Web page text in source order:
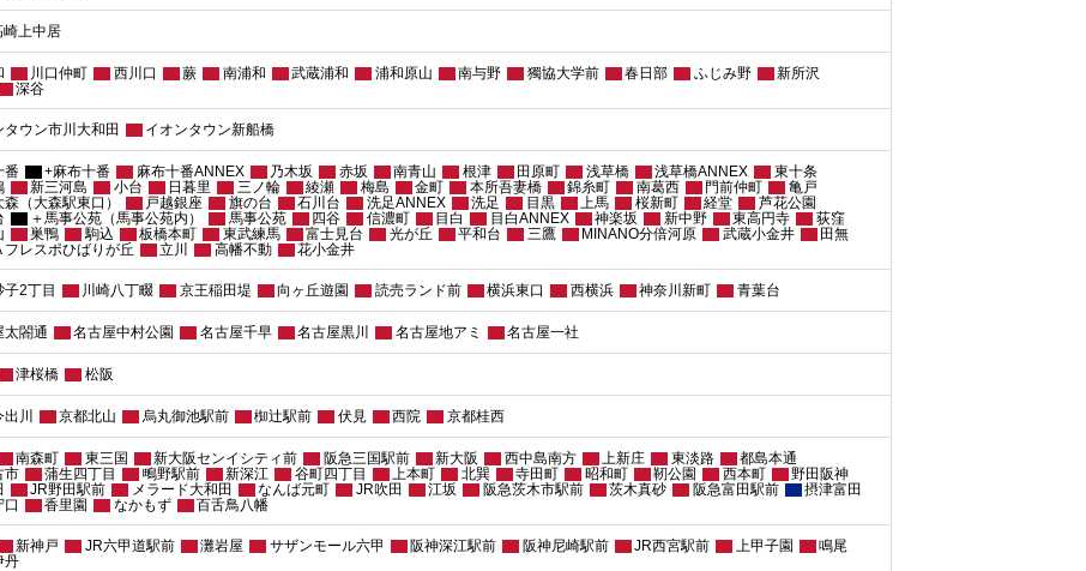
崎上中居
川口仲町 西川口 蕨 南浦和 武蔵浦和 浦和原山 南与野 獨協大学前 春日部 ふじみ野
新所沢
深谷
タウン市川大和田 イオンタウン新船橋
番 +麻布十番 麻布十番ANNEX 乃木坂 赤坂 南青山 根津 田原町 浅草橋 浅草橋ANNEX
東十条
新三河島 小台 日暮里 三ノ輪 綾瀬 梅島 金町 本所吾妻橋 錦糸町 南葛西 門前仲町
亀戸
（大森駅東口）
戸越銀座 旗の台 石川台 洗足ANNEX 洗足 目黒 上馬 桜新町 経堂
芦花公園
＋馬事公苑（馬事公苑内） 馬事公苑 四谷 信濃町 目白 目白ANNEX 神楽坂 新中野 東高円寺
荻窪
巣鴨 駒込 板橋本町 東武練馬 富士見台 光が丘 平和台 三鷹 MINANO分倍河原 武蔵小金井
田無
フレスポひばりが丘
立川 高幡不動 花小金井
子2丁目 川崎八丁畷 京王稲田堤 向ヶ丘遊園 読売ランド前 横浜東口 西横浜 神奈川新町 青葉台
太閤通 名古屋中村公園 名古屋千早 名古屋黒川 名古屋地アミ 名古屋一社
津桜橋 松阪
川 京都北山 烏丸御池駅前 椥辻駅前 伏見 西院 京都桂西
南森町 東三国 新大阪センイシティ前 阪急三国駅前 新大阪 西中島南方 上新庄 東淡路
都島本通
市
蒲生四丁目 鴫野駅前 新深江 谷町四丁目 上本町 北巽 寺田町 昭和町 靭公園 西本町
野田阪神
JR野田駅前 メラード大和田 なんば元町 JR吹田 江坂 阪急茨木市駅前 茨木真砂 阪急富田駅前
摂津富田
口
香里園 なかもず 百舌鳥八幡
新神戸 JR六甲道駅前 灘岩屋 サザンモール六甲 阪神深江駅前 阪神尼崎駅前 JR西宮駅前 上甲子園
鳴尾
丹